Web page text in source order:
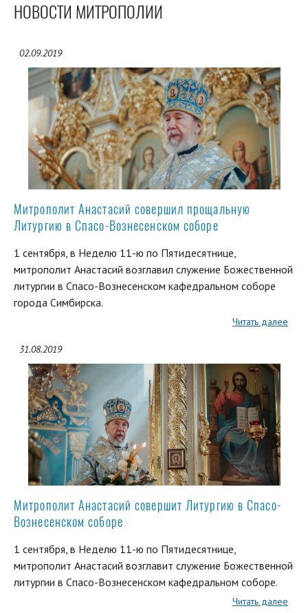
НОВОСТИ МИТРОПОЛИИ
02.09.2019
Митрополит Анастасий совершил прощальную
Литургию в Спасо-Вознесенском соборе
1 сентября, в Неделю 11-ю по Пятидесятнице,
митрополит Анастасий возглавил служение Божественной
литургии в Спасо-Вознесенском кафедральном соборе
города Симбирска.
Читать далее
31.08.2019
Митрополит Анастасий совершит Литургию в Спасо-
Вознесенском соборе
1 сентября, в Неделю 11-ю по Пятидесятнице,
митрополит Анастасий возглавит служение Божественной
литургии в Спасо-Вознесенском кафедральном соборе.
Читать далее